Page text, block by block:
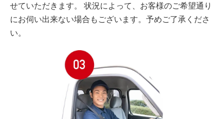
せていただきます。 状況によって、お客様のご希望通り
にお伺い出来ない場合もございます。予めご了承くださ
い。